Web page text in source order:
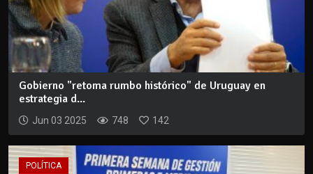
Gobierno "retoma rumbo histórico" de Uruguay en
estrategia d...
Jun 03 2025 748 142
POLÍTICA